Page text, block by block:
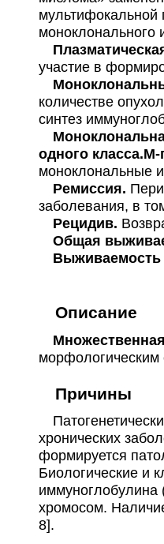
мультифокальной
моноклонального
участие в
количестве
синтез
одного класса.М-
моноклональные
Ремиссия.
заболевания, в
Рецидив.
Общая
Выживаемость
Описание
морфологическим
Причины
хронических
формируется
Биологические и
иммуноглобулина
хромосом.
8].